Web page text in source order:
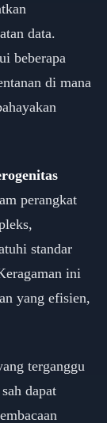
data.
beberapa
di mana
perangkat
standar
ini
yang efisien,
terganggu
dapat